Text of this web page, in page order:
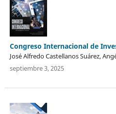
Congreso Internacional de
José Alfredo Castellanos Suárez,
septiembre 3, 2025